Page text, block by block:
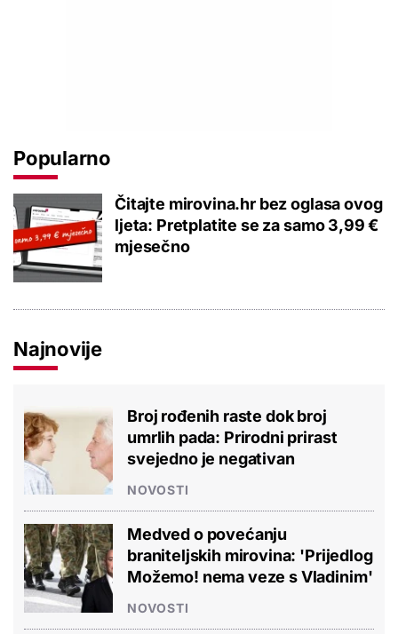
Popularno
Čitajte mirovina.hr bez oglasa ovog
ljeta: Pretplatite se za samo 3,99 €
mjesečno
Najnovije
Broj rođenih raste dok broj
umrlih pada: Prirodni prirast
svejedno je negativan
NOVOSTI
Medved o povećanju
braniteljskih mirovina: 'Prijedlog
Možemo! nema veze s Vladinim'
NOVOSTI